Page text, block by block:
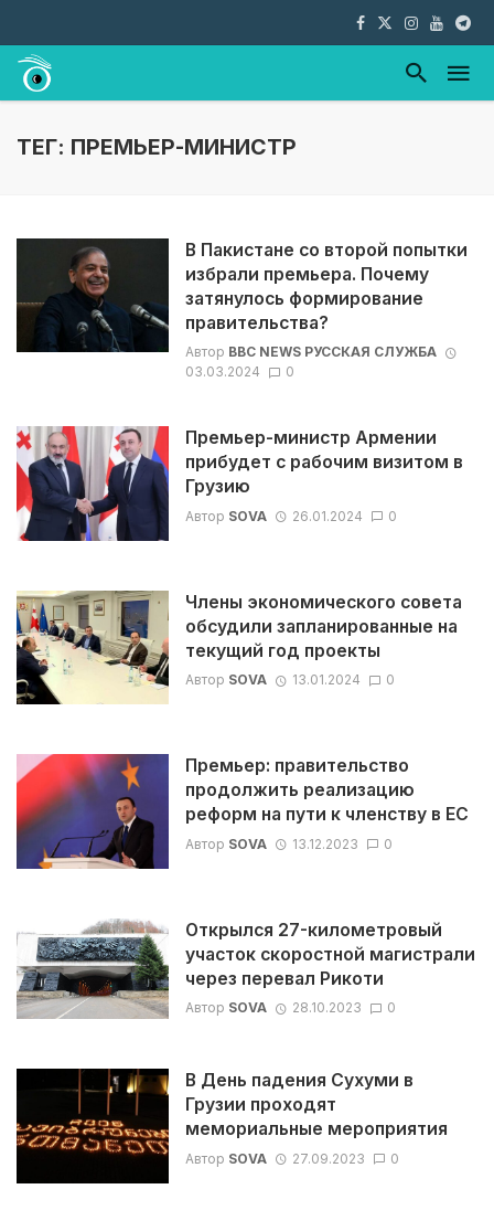
ТЕГ: ПРЕМЬЕР-МИНИСТР
В Пакистане со второй попытки
избрали премьера. Почему
затянулось формирование
правительства?
Автор BBC NEWS РУССКАЯ СЛУЖБА
03.03.2024
0
Премьер-министр Армении
прибудет с рабочим визитом в
Грузию
Автор SOVA 26.01.2024 0
Члены экономического совета
обсудили запланированные на
текущий год проекты
Автор SOVA 13.01.2024 0
Премьер: правительство
продолжить реализацию
реформ на пути к членству в ЕС
Автор SOVA 13.12.2023 0
Открылся 27-километровый
участок скоростной магистрали
через перевал Рикоти
Автор SOVA 28.10.2023 0
В День падения Сухуми в
Грузии проходят
мемориальные мероприятия
Автор SOVA 27.09.2023 0